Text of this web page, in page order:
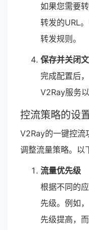
如果您需要
转发的URL
转发规则。
保存并关闭
完成配置后
V2Ray服务
控流策略的设
V2Ray的一键控流
调整流量策略。以
流量优先级
根据不同的
先级。例如
先级提高，